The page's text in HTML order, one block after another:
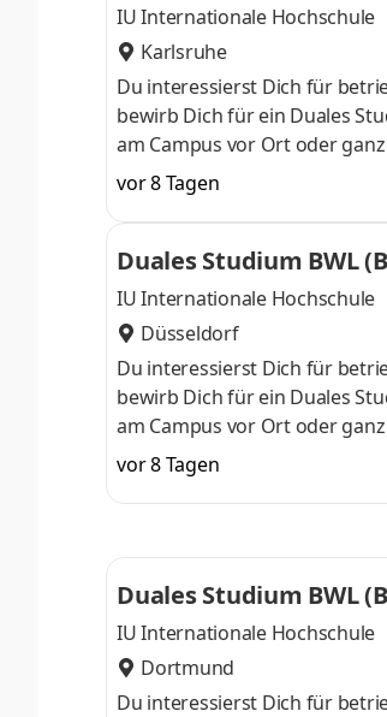
IU Internationale Hochschule
Karlsruhe
Du interessierst Dich für
bewirb Dich für ein Duales
am Campus vor Ort oder
Nähe. Ab dem 3. Semester
gezielter auf Deinen
Studium ohne Numerus
vor 8 Tagen
Duales Studium BWL
IU Internationale Hochschule
Düsseldorf
Du interessierst Dich für
bewirb Dich für ein Duales
am Campus vor Ort oder
Nähe. Ab dem 3. Semester
gezielter auf Deinen
Studium ohne Numerus
vor 8 Tagen
Duales Studium BWL
IU Internationale Hochschule
Dortmund
Du interessierst Dich für